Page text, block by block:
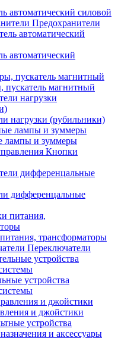
автоматический силовой
Предохранители
автоматический
пускатель магнитный
нагрузки (рубильники)
лампы и зуммеры
Кнопки
дифференцальные
трансформаторы
Переключатели
устройства
и джойстики